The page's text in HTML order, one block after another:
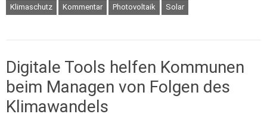
Klimaschutz
Kommentar Photovoltaik Solar
Digitale Tools helfen Kommunen
beim Managen von Folgen des
Klimawandels